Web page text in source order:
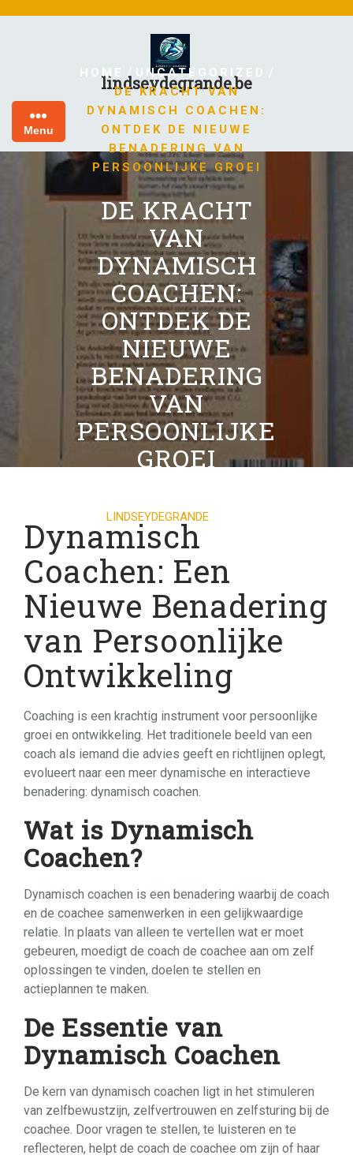
lindseydegrande.be
Menu
HOME / UNCATEGORIZED /
DE KRACHT VAN
DYNAMISCH COACHEN:
ONTDEK DE NIEUWE
BENADERING VAN
PERSOONLIJKE GROEI
DE KRACHT
VAN
DYNAMISCH
COACHEN:
ONTDEK DE
NIEUWE
BENADERING
VAN
PERSOONLIJKE
GROEI
LINDSEYDEGRANDE
COMMENTS
Dynamisch
Coachen: Een
Nieuwe Benadering
van Persoonlijke
Ontwikkeling
Coaching is een krachtig instrument voor persoonlijke
groei en ontwikkeling. Het traditionele beeld van een
coach als iemand die advies geeft en richtlijnen oplegt,
evolueert naar een meer dynamische en interactieve
benadering: dynamisch coachen.
Wat is Dynamisch
Coachen?
Dynamisch coachen is een benadering waarbij de coach
en de coachee samenwerken in een gelijkwaardige
relatie. In plaats van alleen te vertellen wat er moet
gebeuren, moedigt de coach de coachee aan om zelf
oplossingen te vinden, doelen te stellen en
actieplannen te maken.
De Essentie van
Dynamisch Coachen
De kern van dynamisch coachen ligt in het stimuleren
van zelfbewustzijn, zelfvertrouwen en zelfsturing bij de
coachee. Door vragen te stellen, te luisteren en te
reflecteren, helpt de coach de coachee om zijn of haar